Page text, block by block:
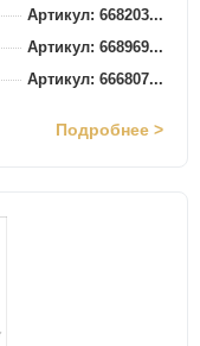
Артикул: 668203...
Артикул: 668969...
Артикул: 666807...
Подробнее >